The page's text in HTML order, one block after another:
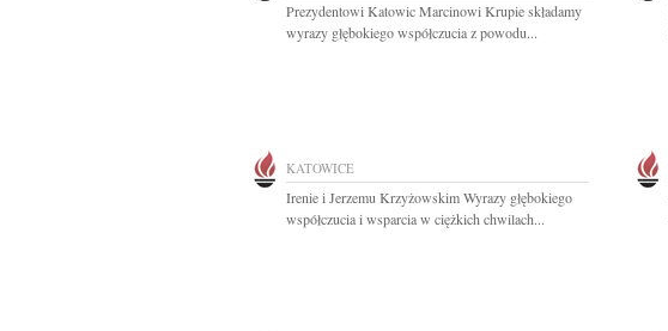
Prezydentowi Katowic Marcinowi Krupie składamy
wyrazy głębokiego współczucia z powodu...
KATOWICE
Irenie i Jerzemu Krzyżowskim Wyrazy głębokiego
współczucia i wsparcia w ciężkich chwilach...